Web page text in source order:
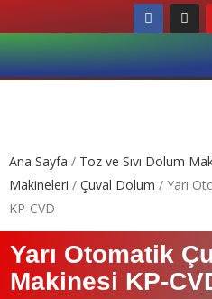
Ana Sayfa / Toz ve Sıvı Dolum
Makineleri / Çuval Dolum / Yarı
KP-CVD
Yarı Otomatik
Makinesi KP-